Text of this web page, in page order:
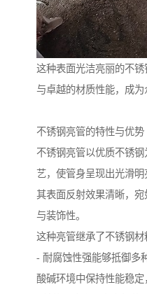
这种表面光洁亮丽的不
与卓越的材质性能，成为
不锈钢亮管的特性与优势
不锈钢亮管以优质不锈
艺，使管身呈现出光滑明
其表面反射效果清晰，
与装饰性。
这种亮管继承了不锈钢材
- 耐腐蚀性强能够抵御多
酸碱环境中保持性能稳定